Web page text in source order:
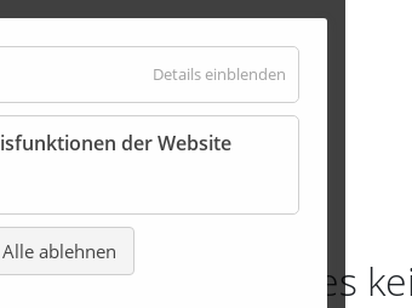
Details einblenden
Essenziell
der Website
Alle ablehnen
gut ist, braucht es